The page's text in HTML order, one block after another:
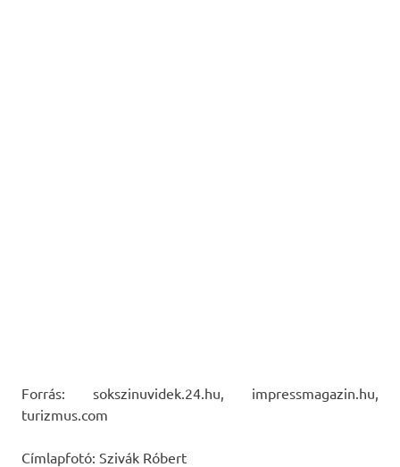
Forrás: sokszinuvidek.24.hu, impressmagazin.hu,
turizmus.com
Címlapfotó: Szivák Róbert